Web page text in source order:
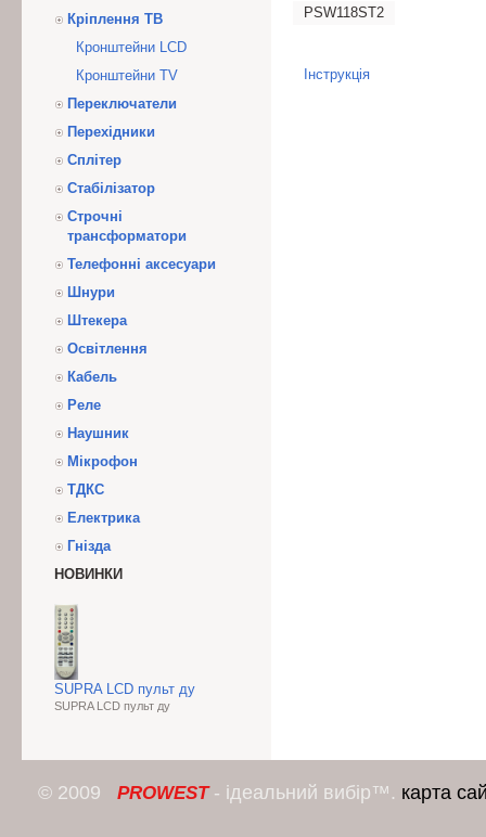
Кріплення ТВ
Кронштейни LCD
Кронштейни ТV
Переключатели
Перехідники
Сплітер
Стабілізатор
Строчні
трансформатори
Телефонні аксесуари
Шнури
Штекера
Освітлення
Кабель
Реле
Наушник
Мікрофон
ТДКС
Електрика
Гнізда
НОВИНКИ
SUPRA LCD пульт ду
SUPRA LCD пульт ду
PSW118ST2
Інструкція
© 2009 PROWEST- ідеальний вибір™. карта